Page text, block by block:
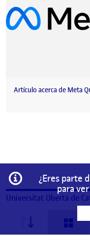
Artículo acerca de Meta
Información
¿Eres parte
para
Universitat Oberta de